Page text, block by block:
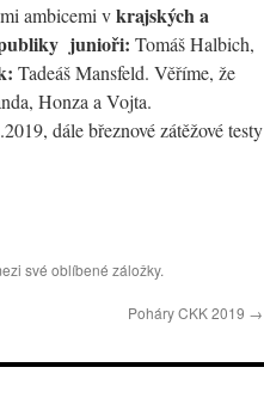
ambicemi vkrajských a
junioři: Tomáš Halbich,
Tadeáš Mansfeld. Věříme, že
Honza a Vojta.
dále březnové zátěžové testy
své oblíbené záložky.
Poháry CKK 2019 →